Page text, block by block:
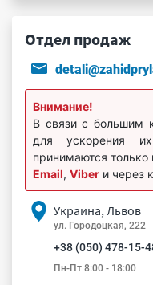
Отдел продаж
Внимание!
В связи с большим
для ускорения
принимаются только
Email, Viber и через
Украина, Львов
ул. Городоцкая, 222
+38 (050) 478-15-
Пн-Пт 8:00 - 18:00